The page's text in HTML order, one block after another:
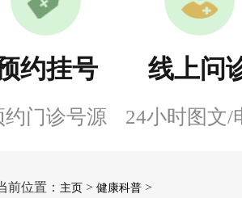
约挂号
约门诊号源
线上问
24小时图文/
前位置： 主页> 健康科普>